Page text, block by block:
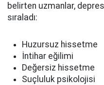
belirten uzmanlar,
sıraladı:
Huzursuz hissetme
İntihar eğilimi
Değersiz hissetme
Suçluluk psikolojisi